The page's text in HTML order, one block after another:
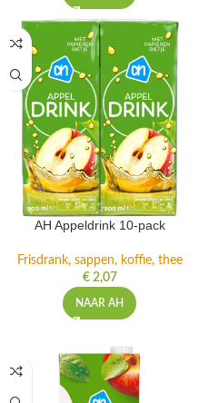
AH Appeldrink 10-pack
Frisdrank, sappen, koffie, thee
€2,07
NAAR AH